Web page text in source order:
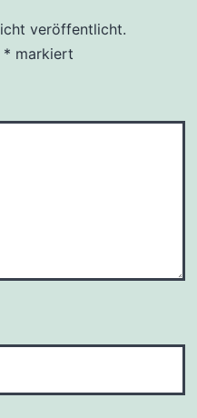
veröffentlicht.
* markiert